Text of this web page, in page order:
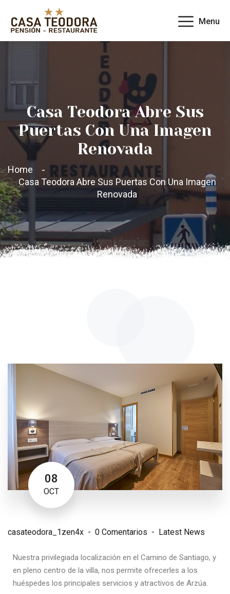
Menu
Casa Teodora Abre Sus
Puertas Con Una Imagen
Renovada
Home
Casa Teodora Abre Sus Puertas Con Una Imagen
Renovada
08
OCT
casateodora_1zen4x 0 Comentarios Latest News
Nuestra privilegiada localización en el Camino de Santiago, y
en pleno centro de la villa, nos permite ofrecerles a los
huéspedes los principales servicios y atractivos de Arzúa.